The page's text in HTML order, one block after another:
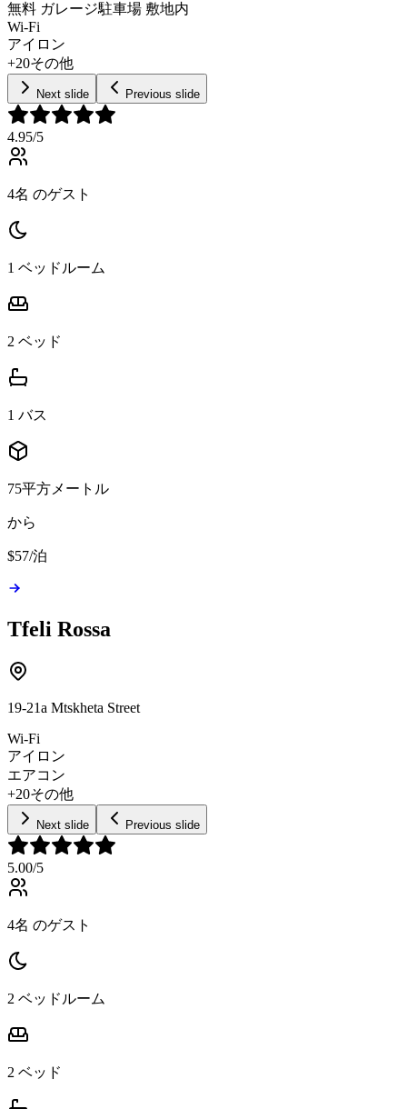
無料 ガレージ駐車場 敷地内
Wi-Fi
アイロン
+20その他
Next slide Previous slide
4.95/5
4名 のゲスト
1 ベッドルーム
2 ベッド
1 バス
75平方メートル
から
$57/泊
Tfeli Rossa
19-21a Mtskheta Street
Wi-Fi
アイロン
エアコン
+20その他
Next slide Previous slide
5.00/5
4名 のゲスト
2 ベッドルーム
2 ベッド